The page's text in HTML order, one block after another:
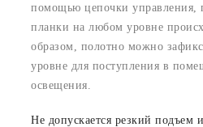
помощью цепочки управления,
планки на любом уровне
образом, полотно можно
уровне для поступления в
освещения.
Не допускается резкий подъем